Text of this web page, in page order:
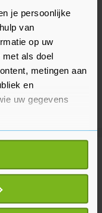
je persoonlijke
van
op uw
met als doel
metingen aan
en
uw gegevens
geografische
kan zijn
het actief te
(fingerprinting)